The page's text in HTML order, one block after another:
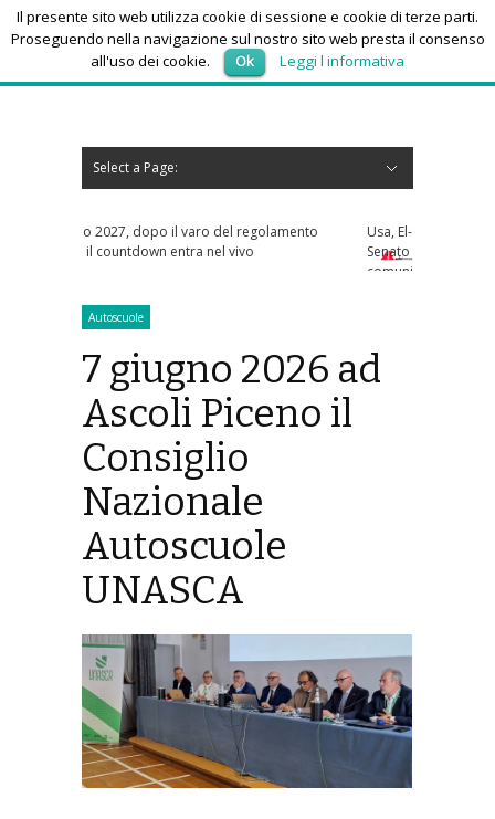
giovedì 6, Agosto 2026
Select a Page:
del regolamento
Usa, El-Sayed vince primarie Dem per il
Senato in Michigan. Trump: "Un perdente
comunista che odia ebrei e Israele"
Autoscuole
7 giugno 2026 ad
Ascoli Piceno il
Consiglio
Nazionale
Autoscuole
UNASCA
Il presente sito web utilizza cookie di sessione e cookie di terze parti.
Proseguendo nella navigazione sul nostro sito web presta il consenso
all'uso dei cookie.
Ok Leggi l informativa